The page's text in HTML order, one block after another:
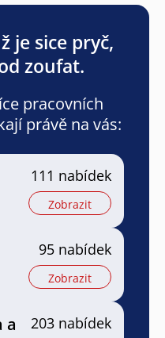
je sice pryč,
zoufat.
pracovních
právě na vás:
111 nabídek
Zobrazit
95 nabídek
Zobrazit
a
203 nabídek